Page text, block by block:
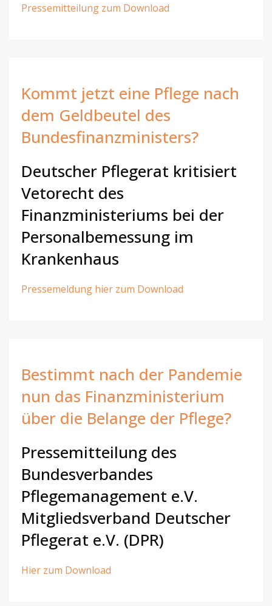
Pressemitteilung zum Download
Kommt jetzt eine Pflege nach
dem Geldbeutel des
Bundesfinanzministers?
Deutscher Pflegerat kritisiert
Vetorecht des
Finanzministeriums bei der
Personalbemessung im
Krankenhaus
Pressemeldung hier zum Download
Bestimmt nach der Pandemie
nun das Finanzministerium
über die Belange der Pflege?
Pressemitteilung des
Bundesverbandes
Pflegemanagement e.V.
Mitgliedsverband Deutscher
Pflegerat e.V. (DPR)
Hier zum Download